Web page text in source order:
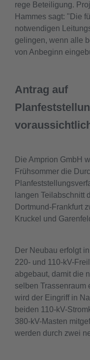
rege Beteiligung.
Hammes sagt: "Die
notwendigen
gelingen, wenn alle
von Anbeginn
Antrag auf
Die Amprion GmbH
Frühsommer die
langen Teilabschnitt
Dortmund-Frankfurt
Kruckel und
Der Neubau erfolgt
220- und 110-kV-
abgebaut, damit die
selben Trassenraum
wird der Eingriff in
beiden 110-kV-
380-kV-Masten
werden durch zwei